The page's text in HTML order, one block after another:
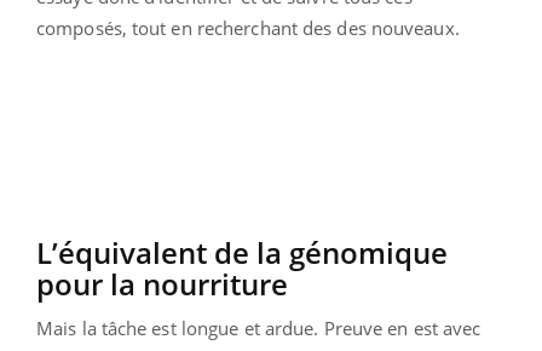
composés, tout en recherchant des des nouveaux.
L’équivalent de la génomique
pour la nourriture
Mais la tâche est longue et ardue. Preuve en est avec